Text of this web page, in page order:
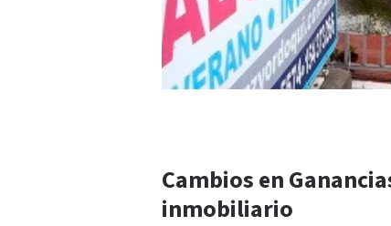
Cambios en
inmobiliario